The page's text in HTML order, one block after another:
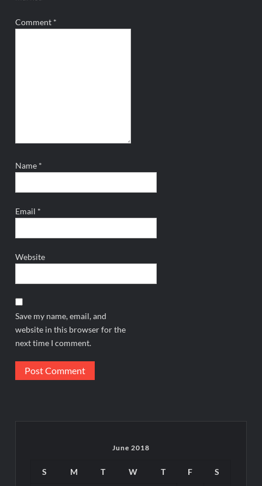
Comment *
Name *
Email *
Website
Save my name, email, and
website in this browser for the
next time I comment.
June 2018
S M T W T F S